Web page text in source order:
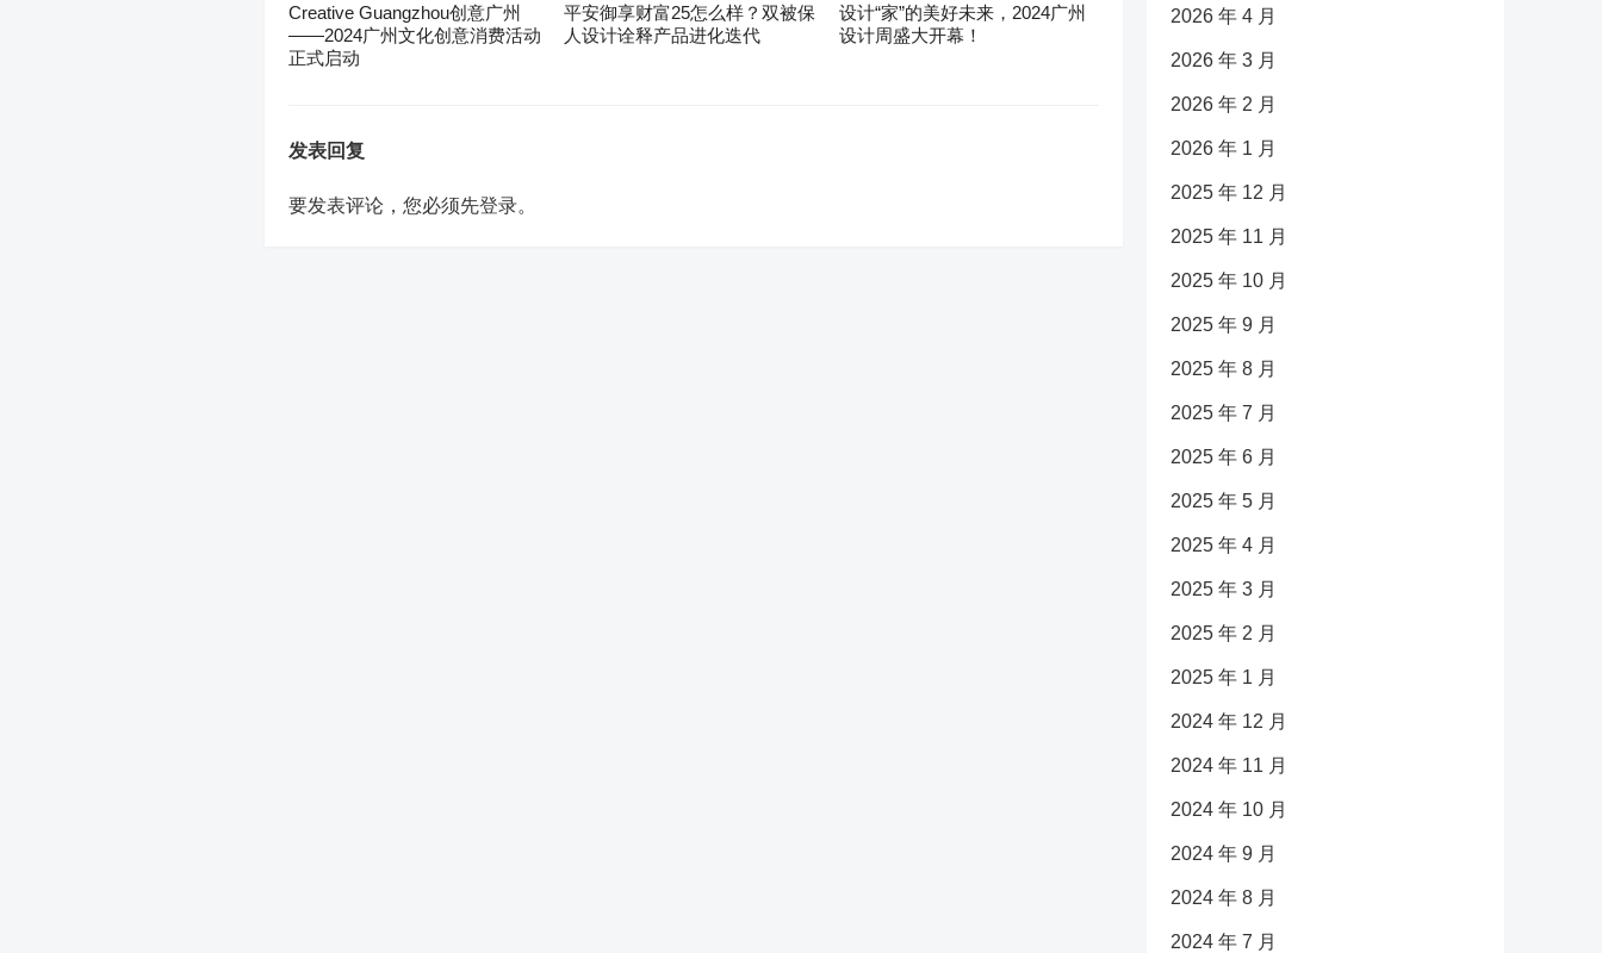
Creative Guangzhou创意广州
——2024广州文化创意消费活动
正式启动
平安御享财富25怎么样？双被保
人设计诠释产品进化迭代
设计“家”的美好未来，2024广州
设计周盛大开幕！
发表回复
要发表评论，您必须先登录。
2026 年 4 月
2026 年 3 月
2026 年 2 月
2026 年 1 月
2025 年 12 月
2025 年 11 月
2025 年 10 月
2025 年 9 月
2025 年 8 月
2025 年 7 月
2025 年 6 月
2025 年 5 月
2025 年 4 月
2025 年 3 月
2025 年 2 月
2025 年 1 月
2024 年 12 月
2024 年 11 月
2024 年 10 月
2024 年 9 月
2024 年 8 月
2024 年 7 月